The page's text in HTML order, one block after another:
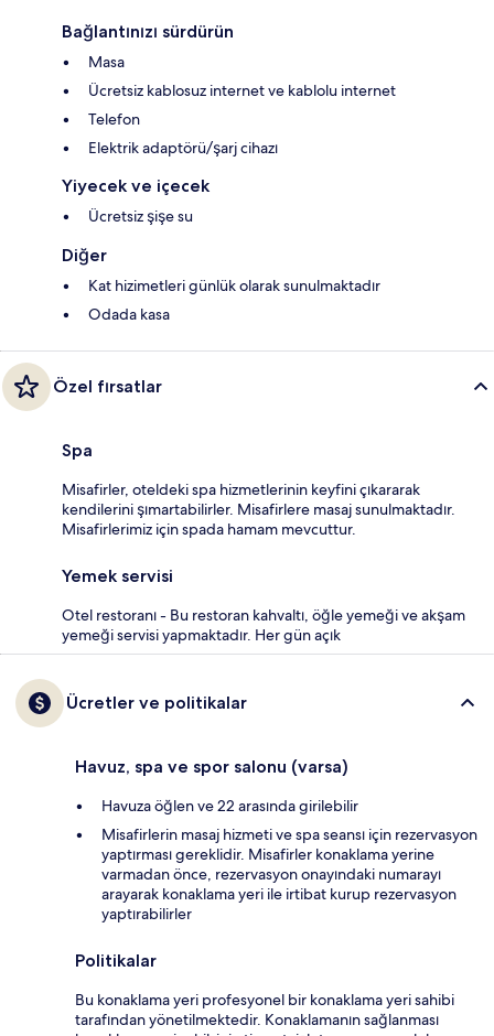
Bağlantınızı sürdürün
Masa
Ücretsiz kablosuz internet ve kablolu internet
Telefon
Elektrik adaptörü/şarj cihazı
Yiyecek ve içecek
Ücretsiz şişe su
Diğer
Kat hizimetleri günlük olarak sunulmaktadır
Odada kasa
Özel fırsatlar
Spa
Misafirler, oteldeki spa hizmetlerinin keyfini çıkararak
kendilerini şımartabilirler. Misafirlere masaj sunulmaktadır.
Misafirlerimiz için spada hamam mevcuttur.
Yemek servisi
Otel restoranı - Bu restoran kahvaltı, öğle yemeği ve akşam
yemeği servisi yapmaktadır. Her gün açık
Ücretler ve politikalar
Havuz, spa ve spor salonu (varsa)
Havuza öğlen ve 22 arasında girilebilir
Misafirlerin masaj hizmeti ve spa seansı için rezervasyon
yaptırması gereklidir. Misafirler konaklama yerine
varmadan önce, rezervasyon onayındaki numarayı
arayarak konaklama yeri ile irtibat kurup rezervasyon
yaptırabilirler
Politikalar
Bu konaklama yeri profesyonel bir konaklama yeri sahibi
tarafından yönetilmektedir. Konaklamanın sağlanması